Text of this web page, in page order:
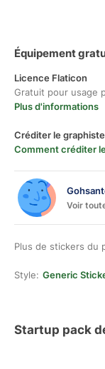
Équipement
Licence Flaticon
Gratuit pour usage
Plus d'informations
Créditer le
Comment créditer
Voir
Plus de stickers du
Style: Generic
Startup pack